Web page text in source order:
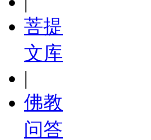
菩提
文库
|
佛教
问答